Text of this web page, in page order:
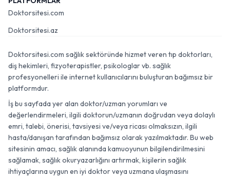
Doktorsitesi.com
Doktorsitesi.az
Doktorsitesi.com sağlık sektöründe hizmet veren tıp doktorları,
diş hekimleri, fizyoterapistler, psikologlar vb. sağlık
profesyonelleri ile internet kullanıcılarını buluşturan bağımsız bir
platformdur.
İş bu sayfada yer alan doktor/uzman yorumları ve
değerlendirmeleri, ilgili doktorun/uzmanın doğrudan veya dolaylı
emri, talebi, önerisi, tavsiyesi ve/veya ricası olmaksızın, ilgili
hasta/danışan tarafından bağımsız olarak yazılmaktadır. Bu web
sitesinin amacı, sağlık alanında kamuoyunun bilgilendirilmesini
sağlamak, sağlık okuryazarlığını artırmak, kişilerin sağlık
ihtiyaçlarına uygun en iyi doktor veya uzmana ulaşmasını